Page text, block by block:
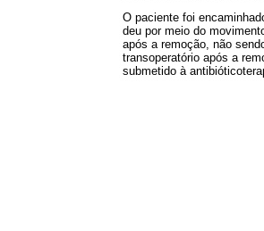
O paciente foi
deu por meio do
após a remoção, não
transoperatório após a
submetido à